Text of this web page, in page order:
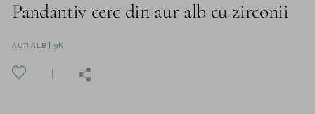
Pandantiv cerc din aur alb cu zirconii
AUR ALB | 9K